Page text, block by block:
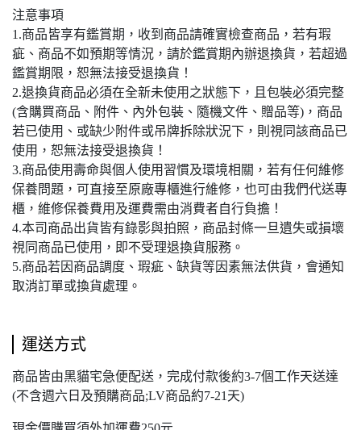
注意事項
1.商品皆享有鑑賞期，收到商品請確實檢查商品，若有瑕
疵、商品不如預期等情況，請於鑑賞期內辦退換貨，若超過
鑑賞期限，恕無法接受退換貨！
2.退換貨商品必須在全新未使用之狀態下，且包裝必須完整
(含購買商品、附件、內外包裝、隨機文件、贈品等)，商品
若已使用、或缺少附件或吊牌拆除狀況下，則視同該商品已
使用，恕無法接受退換貨！
3.商品使用壽命與個人使用習慣及環境相關，若有任何維修
保養問題，可直接至原廠專櫃進行維修，也可由我們代送專
櫃，維修保養費用及運費需由消費者自行負擔！
4.本司商品出貨皆有錄影與拍照，商品封條一旦遺失或損壞
視同商品已使用，即不受理退換貨服務。
5.商品若因商品調度、瑕疵、缺貨等因素無法供貨，會通知
取消訂單或換貨處理。
運送方式
商品皆由黑貓宅急便配送，完成付款後約3-7個工作天送達
(不含週六日及預購商品;LV商品約7-21天)